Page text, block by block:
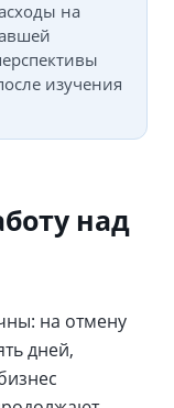
на
изучения
над
на отмену
дней,